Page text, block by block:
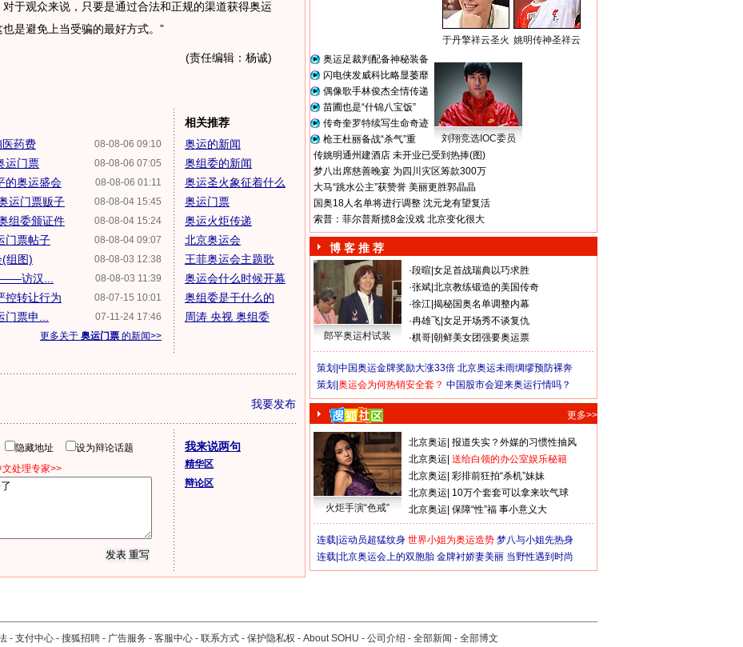
于观众来说，只要是通过合法和正规的渠道获得奥运
也是避免上当受骗的最好方式。”
(责任编辑：杨诚)
08-08-06 09:10
药费
08-08-06 07:05
运门票
08-08-06 01:11
的奥运盛会
08-08-04 15:45
运门票贩子
08-08-04 15:24
组委颁证件
08-08-04 09:07
门票帖子
08-08-03 12:38
组图)
08-08-03 11:39
访汉...
08-07-15 10:01
控转让行为
07-11-24 17:46
票申...
更多关于 奥运门票 的新闻>>
相关推荐
奥运的新闻
奥组委的新闻
奥运圣火象征着什么
奥运门票
奥运火炬传递
北京奥运会
王菲奥运会主题歌
奥运会什么时候开幕
奥组委是干什么的
周涛 央视 奥组委
我要发布
隐藏地址
设为辩论话题
处理专家>>
我来说两句
精华区
辩论区
于丹擎祥云圣火 姚明传神圣祥云
奥运足裁判配备神秘装备
闪电侠发威科比略显萎靡
偶像歌手林俊杰全情传递
苗圃也是“什锦八宝饭”
传奇奎罗特续写生命奇迹
枪王杜丽备战“杀气”重
刘翔竞选IOC委员
传姚明通州建酒店 未开业已受到热捧(图)
梦八出席慈善晚宴 为四川灾区筹款300万
大马“跳水公主”获赞誉 美丽更胜郭晶晶
国奥18人名单将进行调整 沈元龙有望复活
索普：菲尔普斯揽8金没戏 北京变化很大
博 客 推 荐
郎平奥运村试装
·段暄 女足首战瑞典以巧求胜
·张斌 北京教练锻造的美国传奇
·徐江 揭秘国奥名单调整内幕
·冉雄飞 女足开场秀不谈复仇
·棋哥 朝鲜美女团强要奥运票
策划| 中国奥运金牌奖励大涨33倍 北京奥运未雨绸缪预防裸奔
策划| 奥运会为何热销安全套？ 中国股市会迎来奥运行情吗？
更多>>
火炬手演“色戒”
北京奥运 报道失实？外媒的习惯性抽风
北京奥运 送给白领的办公室娱乐秘籍
北京奥运 彩排前狂拍“杀机”妹妹
北京奥运 10万个套套可以拿来吹气球
北京奥运 保障“性”福 事小意义大
连载| 运动员超猛纹身 世界小姐为奥运造势 梦八与小姐先热身
连载| 北京奥运会上的双胞胎 金牌衬娇妻美丽 当野性遇到时尚
- 支付中心 - 搜狐招聘 - 广告服务 - 客服中心 - 联系方式 - 保护隐私权 - About SOHU - 公司介绍 - 全部新闻 - 全部博文